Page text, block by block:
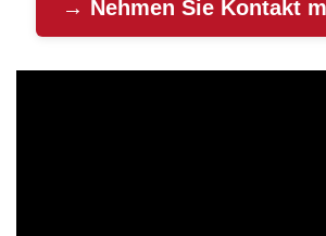
→ Nehmen Sie Kontakt